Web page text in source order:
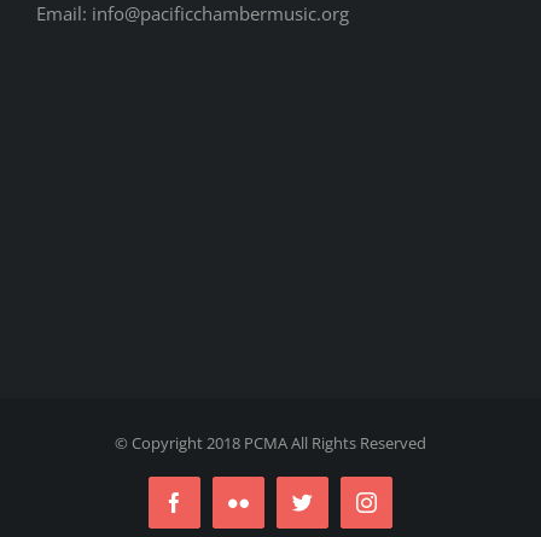
Email: info@pacificchambermusic.org
© Copyright 2018 PCMA All Rights Reserved
FacebookFlickr TwitterInstagram